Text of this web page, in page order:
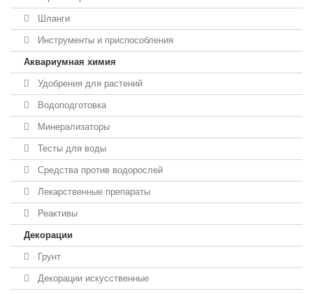
Шланги
Инструменты и приспособления
Аквариумная химия
Удобрения для растений
Водоподготовка
Минерализаторы
Тесты для воды
Средства против водорослей
Лекарственные препараты
Реактивы
Декорации
Грунт
Декорации искусственные